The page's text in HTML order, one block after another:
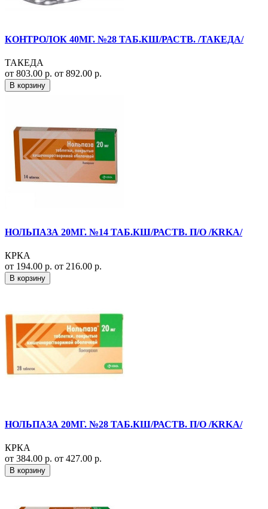
КОНТРОЛОК 40МГ. №28 ТАБ.КШ/РАСТВ. /ТАКЕДА/
ТАКЕДА
от 803.00 р. от 892.00 р.
В корзину
НОЛЬПАЗА 20МГ. №14 ТАБ.КШ/РАСТВ. П/О /KRKA/
КРКА
от 194.00 р. от 216.00 р.
В корзину
НОЛЬПАЗА 20МГ. №28 ТАБ.КШ/РАСТВ. П/О /KRKA/
КРКА
от 384.00 р. от 427.00 р.
В корзину